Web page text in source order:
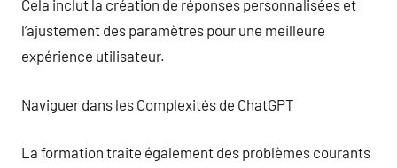
Cela inclut la création de réponses personnalisées et
l’ajustement des paramètres pour une meilleure
expérience utilisateur.
Naviguer dans les Complexités de ChatGPT
La formation traite également des problèmes courants